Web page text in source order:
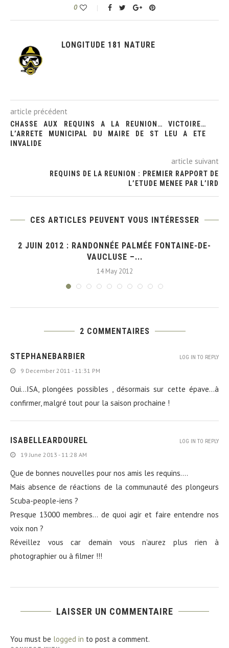
0
LONGITUDE 181 NATURE
article précédent
CHASSE AUX REQUINS A LA REUNION… VICTOIRE…
L’ARRETE MUNICIPAL DU MAIRE DE ST LEU A ETE
INVALIDE
article suivant
REQUINS DE LA REUNION : PREMIER RAPPORT DE
L’ETUDE MENEE PAR L’IRD
CES ARTICLES PEUVENT VOUS INTÉRESSER
2 JUIN 2012 : RANDONNÉE PALMÉE FONTAINE-DE-
VAUCLUSE –...
14 May 2012
2 COMMENTAIRES
STEPHANEBARBIER
9 December 2011 - 11:31 PM
Oui…ISA, plongées possibles , désormais sur cette épave…à
confirmer, malgré tout pour la saison prochaine !
LOG IN TO REPLY
ISABELLEARDOUREL
19 June 2013 - 11:28 AM
Que de bonnes nouvelles pour nos amis les requins….
Mais absence de réactions de la communauté des plongeurs
Scuba-people-iens ?
Presque 13000 membres… de quoi agir et faire entendre nos
voix non ?
Réveillez vous car demain vous n’aurez plus rien à
photographier ou à filmer !!!
LOG IN TO REPLY
LAISSER UN COMMENTAIRE
You must be logged in to post a comment.